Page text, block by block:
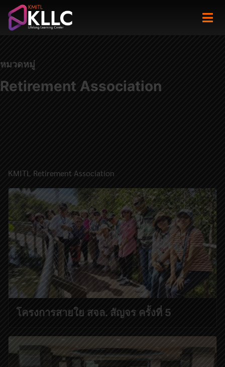
content
หมวดหมู่
Retirement Association
KMITL Retirement Association
โครงการสายใย สจล. สัญจร ครั้งที่ 5